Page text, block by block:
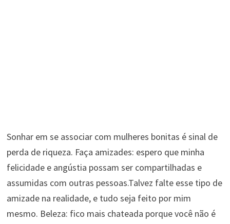
Sonhar em se associar com mulheres bonitas é sinal de
perda de riqueza. Faça amizades: espero que minha
felicidade e angústia possam ser compartilhadas e
assumidas com outras pessoas.Talvez falte esse tipo de
amizade na realidade, e tudo seja feito por mim
mesmo. Beleza: fico mais chateada porque você não é